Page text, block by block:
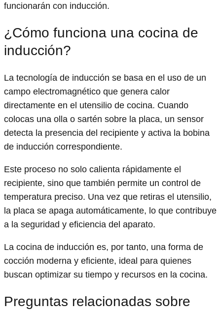
funcionarán con inducción.
¿Cómo funciona una cocina de
inducción?
La tecnología de inducción se basa en el uso de un
campo electromagnético que genera calor
directamente en el utensilio de cocina. Cuando
colocas una olla o sartén sobre la placa, un sensor
detecta la presencia del recipiente y activa la bobina
de inducción correspondiente.
Este proceso no solo calienta rápidamente el
recipiente, sino que también permite un control de
temperatura preciso. Una vez que retiras el utensilio,
la placa se apaga automáticamente, lo que contribuye
a la seguridad y eficiencia del aparato.
La cocina de inducción es, por tanto, una forma de
cocción moderna y eficiente, ideal para quienes
buscan optimizar su tiempo y recursos en la cocina.
Preguntas relacionadas sobre